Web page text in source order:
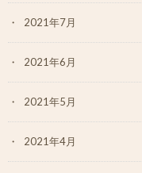
2021年7月
2021年6月
2021年5月
2021年4月